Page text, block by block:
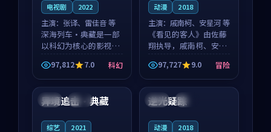
电视剧 2022
主演： 张译、雷佳音 等
深海列车·典藏是一部
以科幻为核心的影视作
品，围绕危机、反转与
人物成长展开，整体节
奏紧凑，值得推荐观
看。
97,812 7.0 科幻
动漫 2018
主演： 戚南柯、安星河 等
《看见的客人》由佐藤
翔执导，戚南柯、安星
河领衔主演，是一部
2018年上映的泰国冒险
动漫。影片以海岸抒情
为切入，呈现一段从初
遇到告别都浸着真实情
97,727 9.0 冒险
日本 完结
异境追击·典藏
综艺 2021
中国 高分
逆光疑踪
动漫 2018